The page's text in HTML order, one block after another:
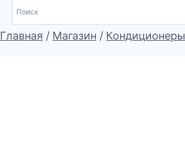
Главная / Магазин / Кондиционеры